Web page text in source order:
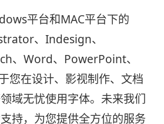
平台和MAC平台下的
、Indesign、
、Word、PowerPoint、
您在设计、影视制作、文档
域无忧使用字体。未来我们
持，为您提供全方位的服务